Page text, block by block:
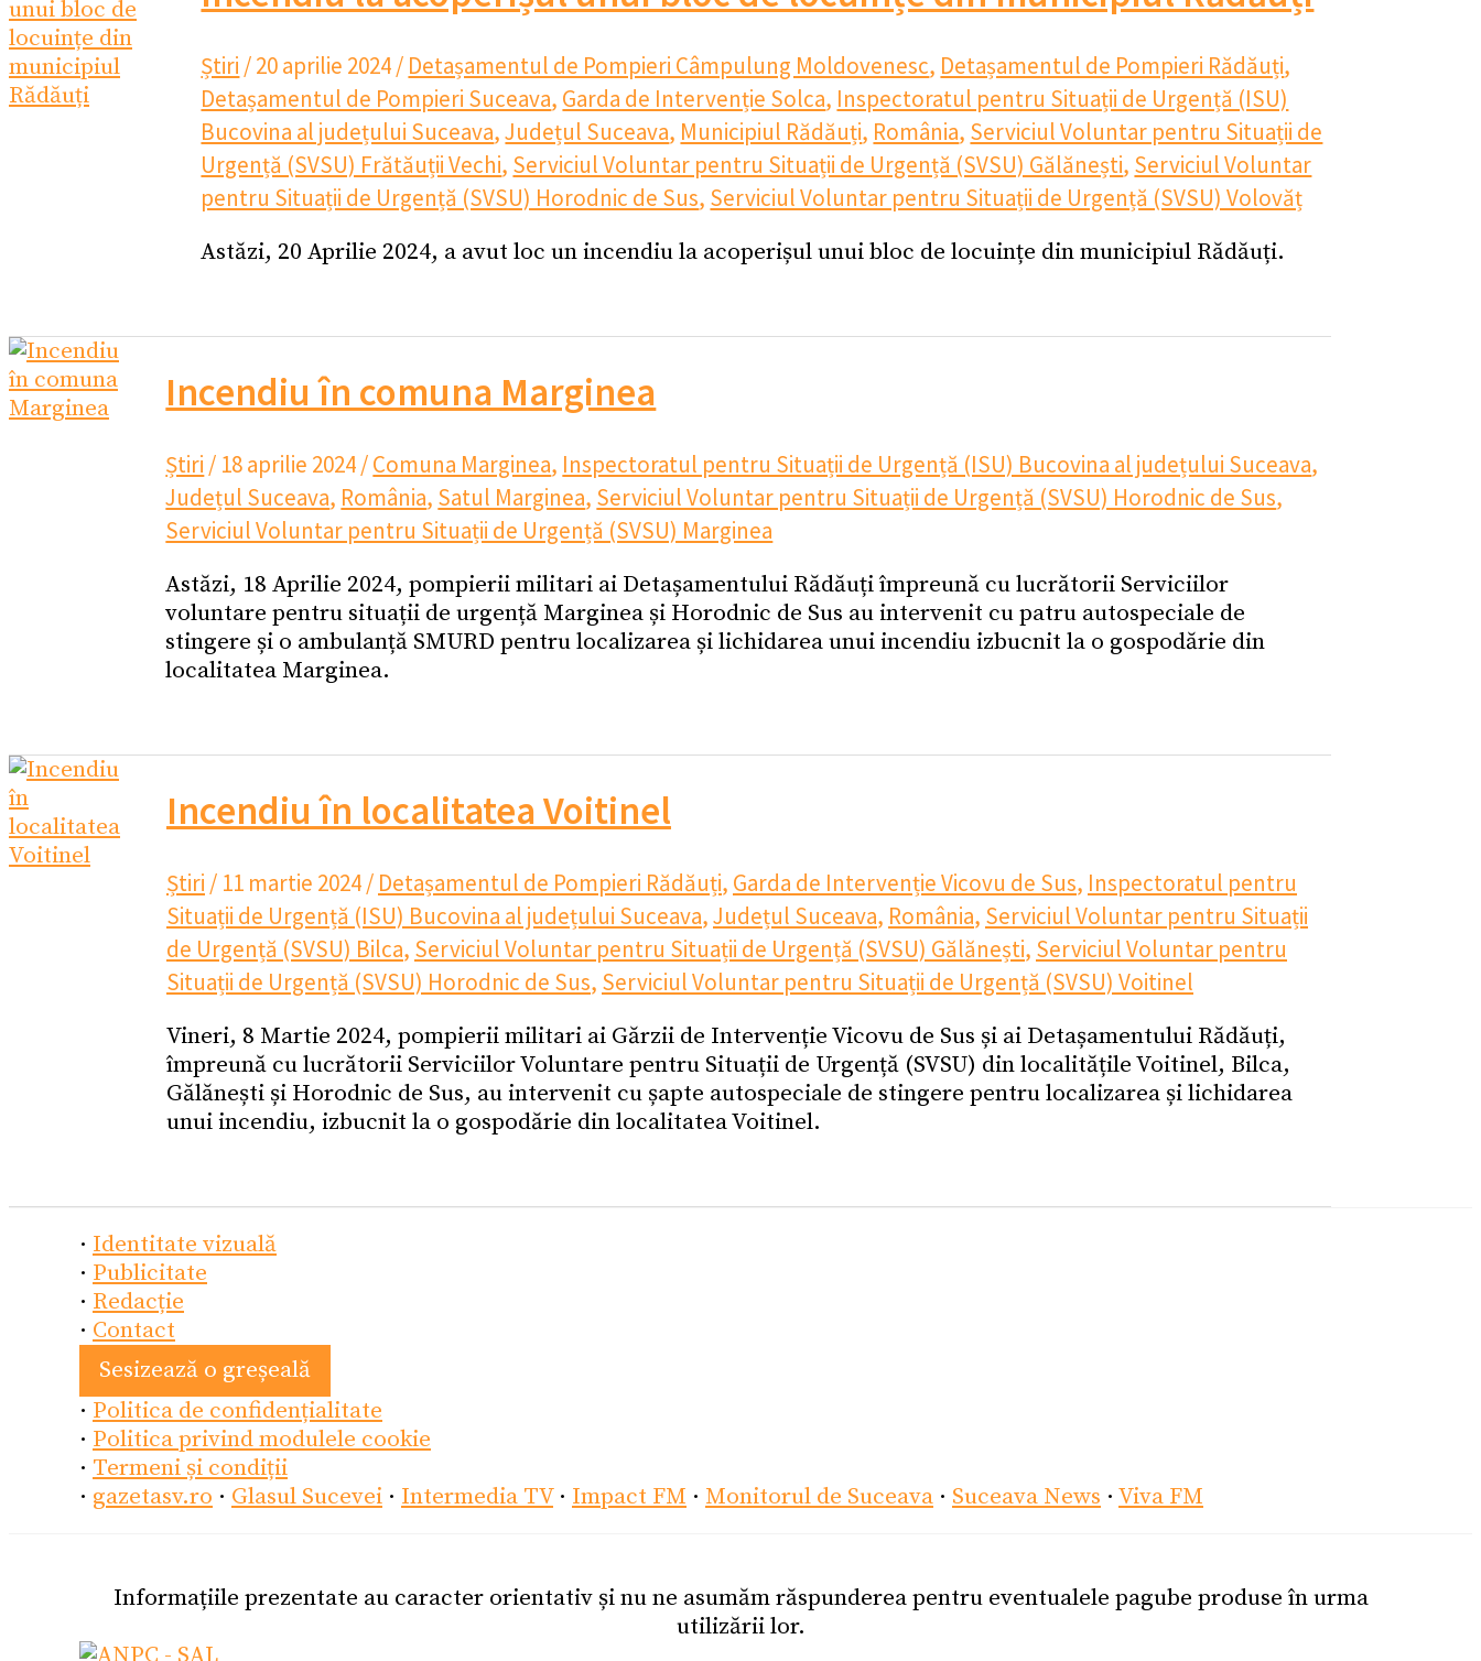
Știri /20 aprilie 2024/ Detașamentul de Pompieri Câmpulung Moldovenesc, Detașamentul de Pompieri Rădăuți,
Detașamentul de Pompieri Suceava, Garda de Intervenție Solca, Inspectoratul pentru Situații de Urgență (ISU)
Bucovina al județului Suceava,Județul Suceava, Municipiul Rădăuți, România, Serviciul Voluntar pentru Situații de
Urgență (SVSU) Frătăuții Vechi, Serviciul Voluntar pentru Situații de Urgență (SVSU) Gălănești, Serviciul Voluntar
pentru Situații de Urgență (SVSU) Horodnic de Sus, Serviciul Voluntar pentru Situații de Urgență (SVSU) Volovăț
Astăzi, 20 Aprilie 2024, a avut loc un incendiu la acoperișul unui bloc de locuințe din municipiul Rădăuți.
Incendiu în comuna Marginea
Știri / 18 aprilie 2024/Comuna Marginea, Inspectoratul pentru Situații de Urgență (ISU) Bucovina al județului Suceava,
Județul Suceava, România, Satul Marginea, Serviciul Voluntar pentru Situații de Urgență (SVSU) Horodnic de Sus,
Serviciul Voluntar pentru Situații de Urgență (SVSU) Marginea
Astăzi, 18 Aprilie 2024, pompierii militari ai Detașamentului Rădăuți împreună cu lucrătorii Serviciilor
voluntare pentru situații de urgență Marginea și Horodnic de Sus au intervenit cu patru autospeciale de
stingere și o ambulanță SMURD pentru localizarea și lichidarea unui incendiu izbucnit la o gospodărie din
localitatea Marginea.
Incendiu în localitatea Voitinel
Știri / 11 martie 2024/ Detașamentul de Pompieri Rădăuți, Garda de Intervenție Vicovu de Sus, Inspectoratul pentru
Situații de Urgență (ISU) Bucovina al județului Suceava,Județul Suceava, România, Serviciul Voluntar pentru Situații
de Urgență (SVSU) Bilca, Serviciul Voluntar pentru Situații de Urgență (SVSU) Gălănești, Serviciul Voluntar pentru
Situații de Urgență (SVSU) Horodnic de Sus, Serviciul Voluntar pentru Situații de Urgență (SVSU) Voitinel
Vineri, 8 Martie 2024, pompierii militari ai Gărzii de Intervenție Vicovu de Sus și ai Detașamentului Rădăuți,
împreună cu lucrătorii Serviciilor Voluntare pentru Situații de Urgență (SVSU) din localitățile Voitinel, Bilca,
Gălănești și Horodnic de Sus, au intervenit cu șapte autospeciale de stingere pentru localizarea și lichidarea
unui incendiu, izbucnit la o gospodărie din localitatea Voitinel.
· Identitate vizuală
· Publicitate
· Redacție
· Contact
Sesizează o greșeală
· Politica de confidențialitate
· Politica privind modulele cookie
· Termeni și condiții
· gazetasv.ro · Glasul Sucevei · Intermedia TV· Impact FM · Monitorul de Suceava · Suceava News · Viva FM
Informațiile prezentate au caracter orientativ și nu ne asumăm răspunderea pentru eventualele pagube produse în urma
utilizării lor.